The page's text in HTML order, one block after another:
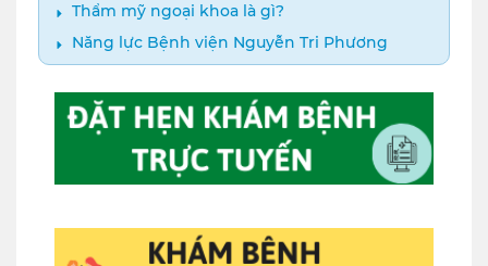
Thẩm mỹ ngoại khoa là gì?
Năng lực Bệnh viện Nguyễn Tri Phương